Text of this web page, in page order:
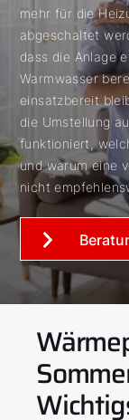
mehr für die
abgeschaltet
dass die Anlage
Warmwasser
einsatzbereit
die Umstellung
funktioniert,
und warum eine
nicht